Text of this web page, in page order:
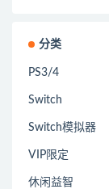
分类
PS3/4
Switch
Switch模拟器
VIP限定
休闲益智